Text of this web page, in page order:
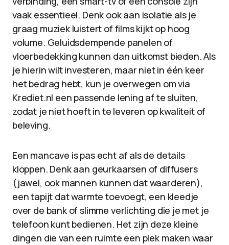
vaak essentieel. Denk ook aan isolatie als je
graag muziek luistert of films kijkt op hoog
volume. Geluidsdempende panelen of
vloerbedekking kunnen dan uitkomst bieden. Als
je hierin wilt investeren, maar niet in één keer
het bedrag hebt, kun je overwegen om via
Krediet.nl een passende lening af te sluiten,
zodat je niet hoeft in te leveren op kwaliteit of
beleving.
Een mancave is pas echt af als de details
kloppen. Denk aan geurkaarsen of diffusers
(jawel, ook mannen kunnen dat waarderen),
een tapijt dat warmte toevoegt, een kleedje
over de bank of slimme verlichting die je met je
telefoon kunt bedienen. Het zijn deze kleine
dingen die van een ruimte een plek maken waar